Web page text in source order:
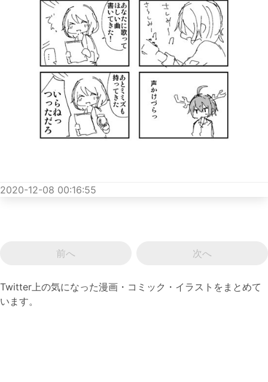
2020-12-08 00:16:55
前へ 次へ
Twitter上の気になった漫画・コミック・イラストをまとめて
います。